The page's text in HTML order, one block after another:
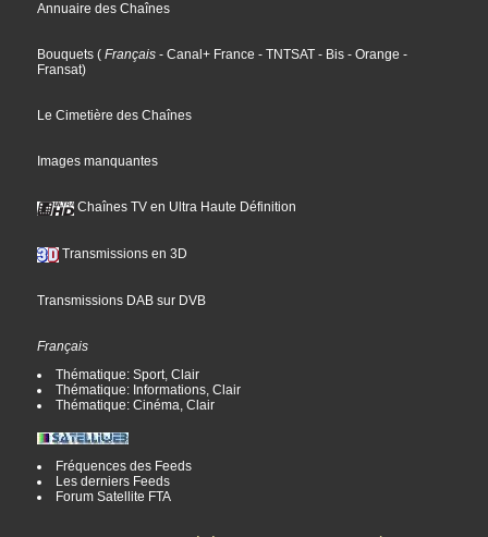
Annuaire des Chaînes
Bouquets ( Français - Canal+ France - TNTSAT - Bis - Orange -
Fransat)
Le Cimetière des Chaînes
Images manquantes
Chaînes TV en Ultra Haute Définition
Transmissions en 3D
Transmissions DAB sur DVB
Français
Thématique: Sport, Clair
Thématique: Informations, Clair
Thématique: Cinéma, Clair
Fréquences des Feeds
Les derniers Feeds
Forum Satellite FTA